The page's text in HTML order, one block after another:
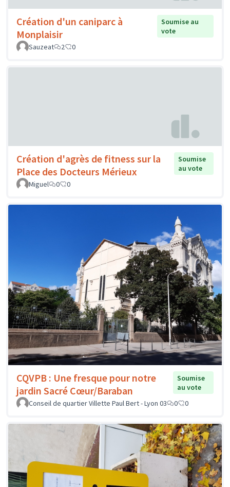
Création d'un caniparc à
Monplaisir
Soumise au
vote
Sauzeat
2 0
Création d'agrès de fitness sur la
Place des Docteurs Mérieux
Soumise
au vote
Miguel
0 0
CQVPB : Une fresque pour notre
jardin Sacré Cœur/Baraban
Soumise
au vote
Conseil de quartier Villette Paul Bert - Lyon 03
0 0